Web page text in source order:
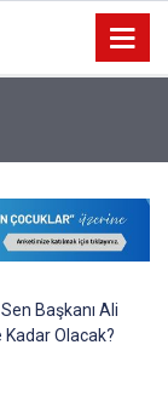
Başkanı Ali
Kadar Olacak?